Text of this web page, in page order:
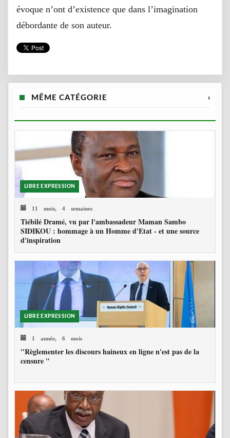
évoque n’ont d’existence que dans l’imagination
débordante de son auteur.
MÊME CATÉGORIE ›
LIBRE EXPRESSION
11 mois, 4 semaines
Tiébilé Dramé, vu par l'ambassadeur Maman Sambo
SIDIKOU : hommage à un Homme d'Etat - et une source
d'inspiration
LIBRE EXPRESSION
1 année, 6 mois
"Règlementer les discours haineux en ligne n'est pas de la
censure "